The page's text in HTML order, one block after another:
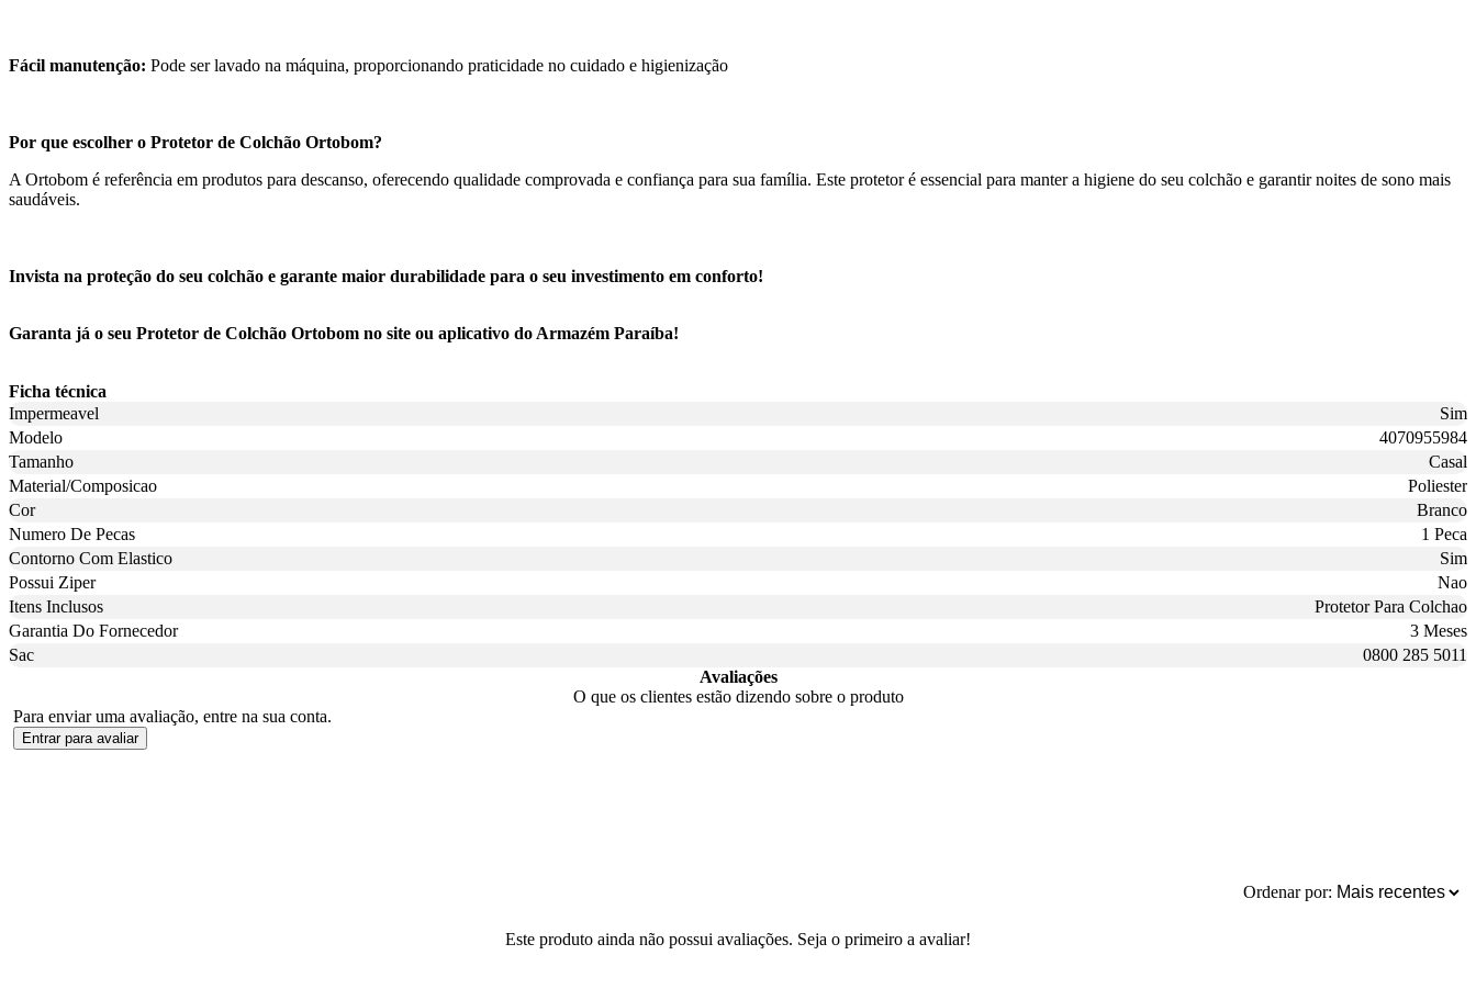
Fácil manutenção: Pode ser lavado na máquina, proporcionando praticidade no cuidado e higienização
Por que escolher o Protetor de Colchão Ortobom?
A Ortobom é referência em produtos para descanso, oferecendo qualidade comprovada e confiança para sua família. Este protetor é essencial para manter a higiene do seu colchão e garantir noites de sono mais
saudáveis.
Invista na proteção do seu colchão e garante maior durabilidade para o seu investimento em conforto!
Garanta já o seu Protetor de Colchão Ortobom no site ou aplicativo do Armazém Paraíba!
Ficha técnica
Impermeavel
Sim
Modelo
4070955984
Tamanho
Casal
Material/Composicao
Poliester
Cor
Branco
Numero De Pecas
1 Peca
Contorno Com Elastico
Sim
Possui Ziper
Nao
Itens Inclusos
Protetor Para Colchao
Garantia Do Fornecedor
3 Meses
Sac
0800 285 5011
Avaliações
O que os clientes estão dizendo sobre o produto
Para enviar uma avaliação, entre na sua conta.
Entrar para avaliar
Ordenar por:
Este produto ainda não possui avaliações. Seja o primeiro a avaliar!